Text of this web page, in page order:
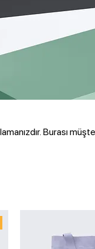
Burası